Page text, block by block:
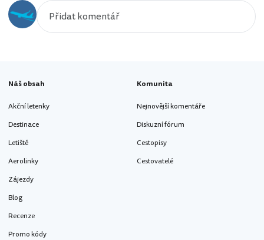
Náš obsah
Akční letenky
Destinace
Letiště
Aerolinky
Zájezdy
Blog
Recenze
Promo kódy
Komunita
Nejnovější komentáře
Diskuzní fórum
Cestopisy
Cestovatelé